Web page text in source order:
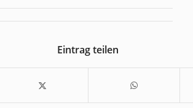
Eintrag teilen